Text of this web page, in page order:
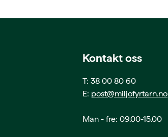
Kontakt oss
T: 38 00 80 60
E: post@miljofyrtarn.no
Man - fre: 09.00-15.00